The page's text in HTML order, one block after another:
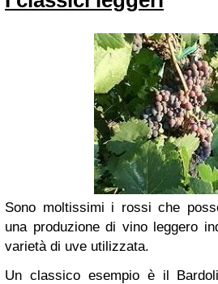
Sono moltissimi i rossi che
una produzione di vino leggero
varietà di uve utilizzata.
Un classico esempio è il